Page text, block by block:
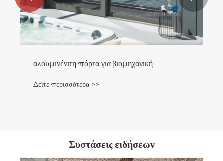
αλουμινένιτη πόρτα για βιομηχανική
Δείτε περισσότερα >>
Συστάσεις ειδήσεων